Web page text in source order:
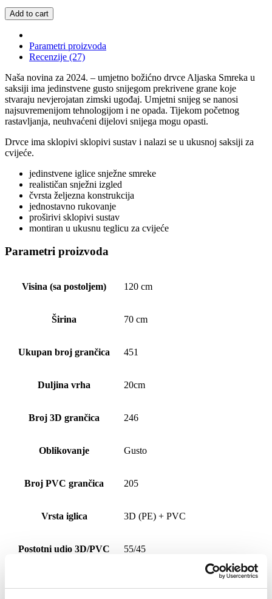
Add to cart
Parametri proizvoda
Recenzije (27)
Naša novina za 2024. – umjetno božićno drvce Aljaska Smreka u
saksiji ima jedinstvene gusto snijegom prekrivene grane koje
stvaraju nevjerojatan zimski ugođaj. Umjetni snijeg se nanosi
najsuvremenijom tehnologijom i ne opada. Tijekom početnog
rastavljanja, neuhvaćeni dijelovi snijega mogu opasti.
Drvce ima sklopivi sklopivi sustav i nalazi se u ukusnoj saksiji za
cvijeće.
jedinstvene iglice snježne smreke
realističan snježni izgled
čvrsta željezna konstrukcija
jednostavno rukovanje
proširivi sklopivi sustav
montiran u ukusnu teglicu za cvijeće
Parametri proizvoda
Visina (sa postoljem) 120 cm
Širina 70 cm
Ukupan broj grančica 451
Duljina vrha 20cm
Broj 3D grančica 246
Oblikovanje Gusto
Broj PVC grančica 205
Vrsta iglica 3D (PE) + PVC
Postotni udio 3D/PVC 55/45